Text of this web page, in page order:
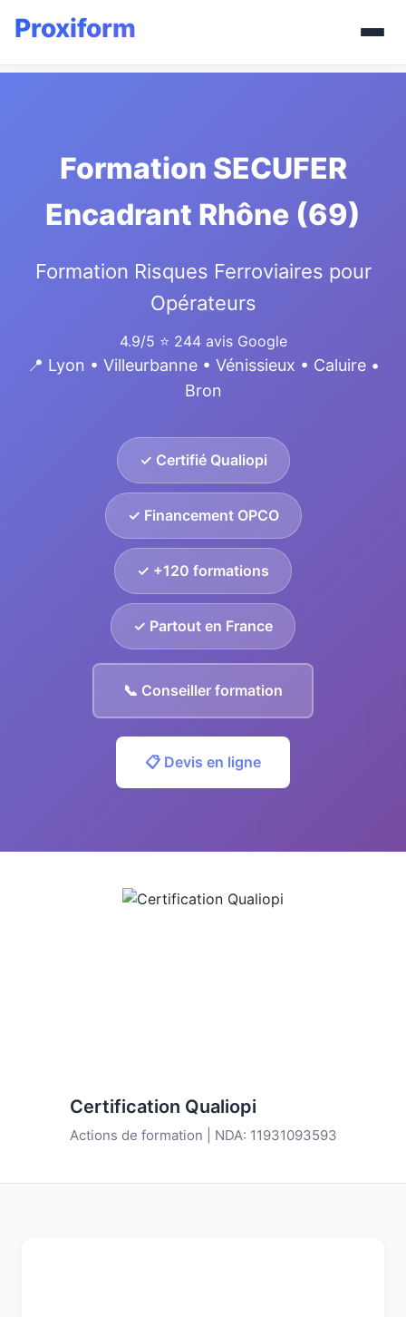
Formation SECUFER
Encadrant Rhône (69)
Formation Risques Ferroviaires pour
Opérateurs
4.9/5 ⭐ 244 avis Google
📍 Lyon • Villeurbanne • Vénissieux • Caluire •
Bron
✓ Certifié Qualiopi
✓ Financement OPCO
✓ +120 formations
✓ Partout en France
📞 Conseiller formation
📋 Devis en ligne
Certification Qualiopi
Actions de formation | NDA: 11931093593